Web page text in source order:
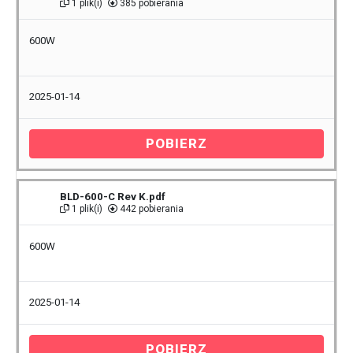
1 plik(i) 385 pobierania
600W
2025-01-14
POBIERZ
BLD-600-C Rev K.pdf
1 plik(i) 442 pobierania
600W
2025-01-14
POBIERZ